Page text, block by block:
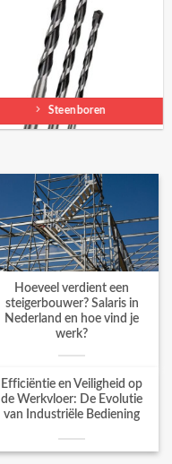
Steenboren
Hoeveel verdient een
steigerbouwer? Salaris in
Nederland en hoe vind je
werk?
Efficiëntie en Veiligheid op
de Werkvloer: De Evolutie
van Industriële Bediening